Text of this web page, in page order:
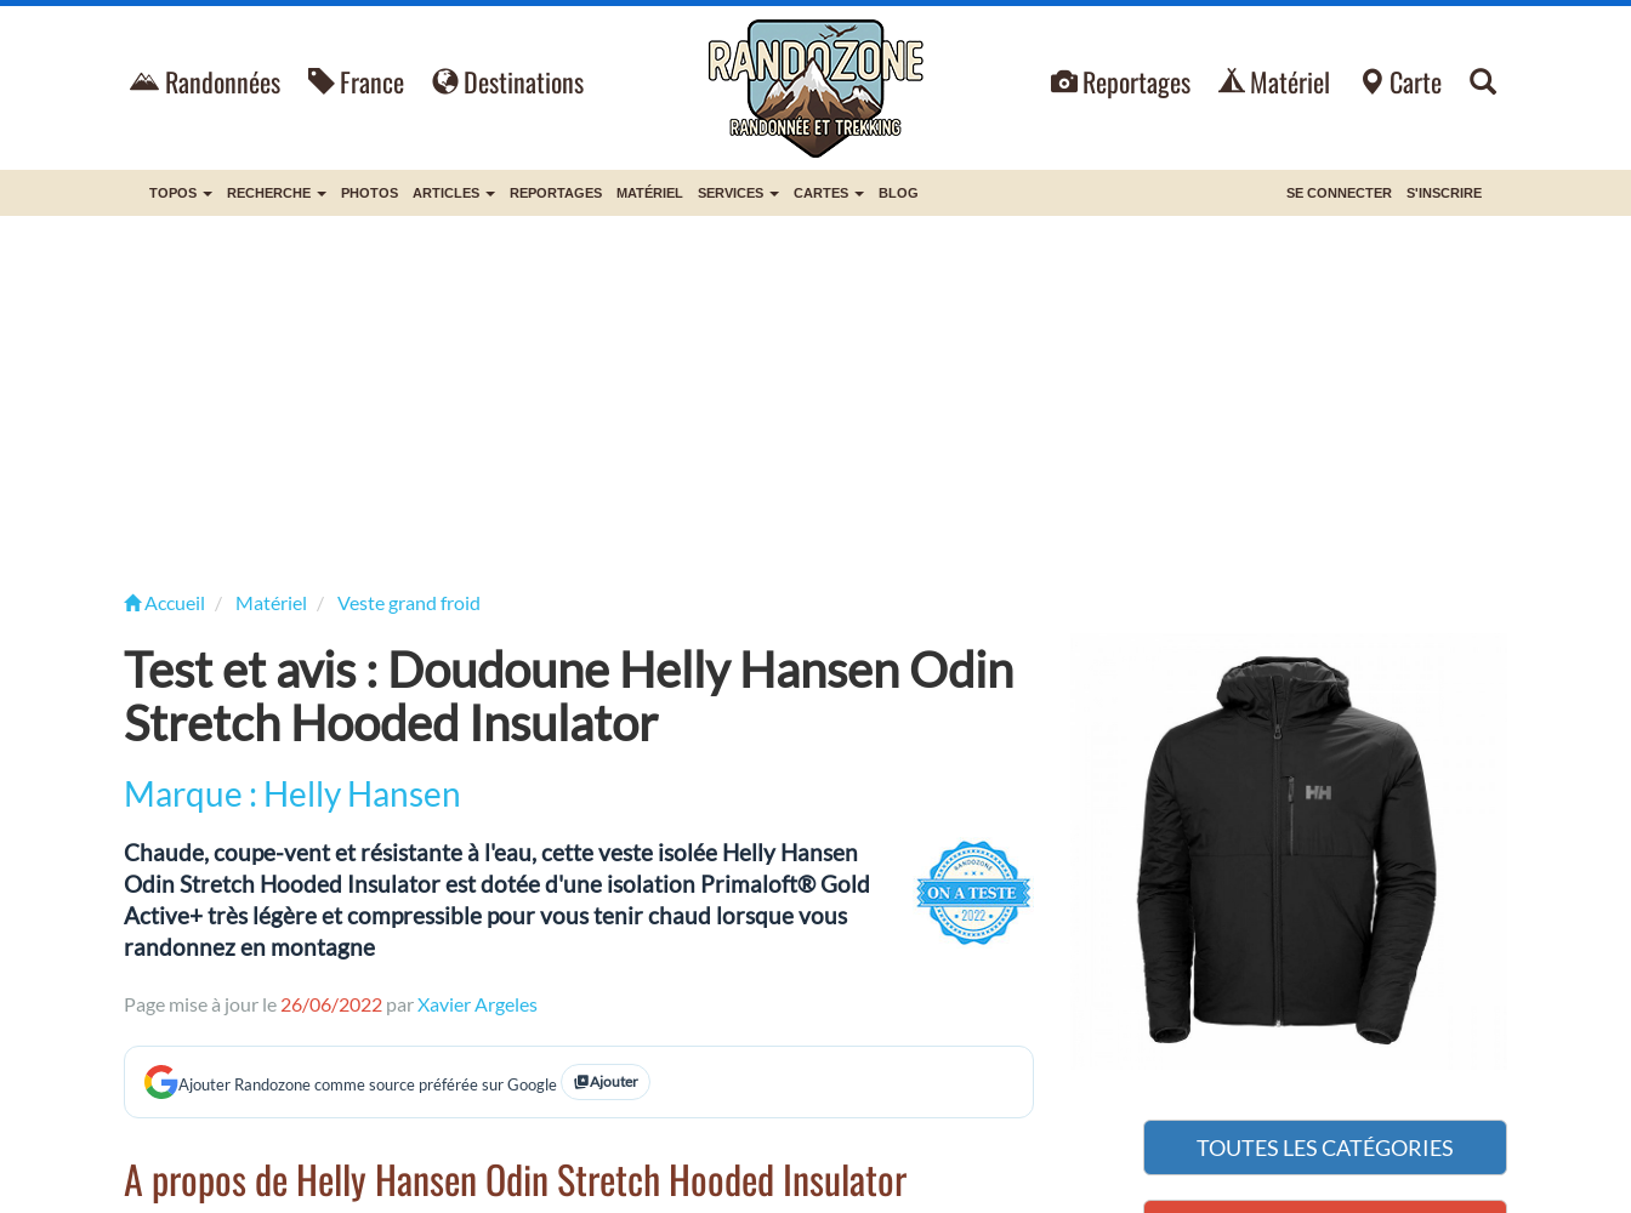
Randonnées France Destinations Reportages Matériel Carte
TOPOS RECHERCHE PHOTOS ARTICLES REPORTAGES MATÉRIEL SERVICES CARTES BLOG SE CONNECTER S'INSCRIRE
Accueil Matériel Veste grand froid
Test et avis : Doudoune Helly Hansen Odin
Stretch Hooded Insulator
Marque : Helly Hansen
Chaude, coupe-vent et résistante à l'eau, cette veste isolée Helly Hansen
Odin Stretch Hooded Insulator est dotée d'une isolation Primaloft® Gold
Active+ très légère et compressible pour vous tenir chaud lorsque vous
randonnez en montagne
Page mise à jour le 26/06/2022 parXavier Argeles
Ajouter Randozone comme source préférée sur Google Ajouter
A propos de Helly Hansen Odin Stretch Hooded Insulator
TOUTES LES CATÉGORIES